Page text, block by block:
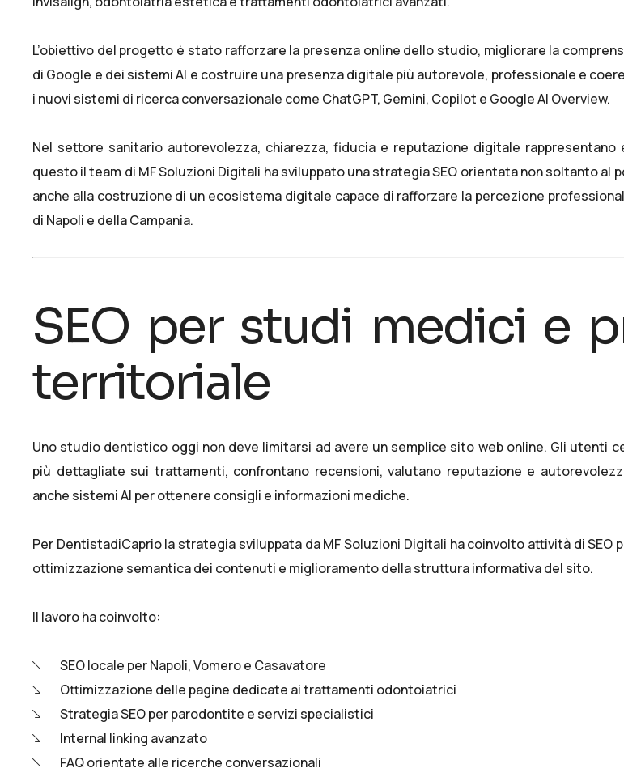
L’obiettivo del progetto è stato rafforzare la presenza online dello studio, migliorare la
di Google e dei sistemi AI e costruire una presenza digitale più autorevole, professionale e
i nuovi sistemi di ricerca conversazionale come ChatGPT, Gemini, Copilot e Google AI Overview.
Nel settore sanitario autorevolezza, chiarezza, fiducia e reputazione digitale rappresentano
questo il team di MF Soluzioni Digitali ha sviluppato una strategia SEO orientata non soltanto al
anche alla costruzione di un ecosistema digitale capace di rafforzare la percezione
di Napoli e della Campania.
SEO per studi medici e
territoriale
Uno studio dentistico oggi non deve limitarsi ad avere un semplice sito web online. Gli utenti
più dettagliate sui trattamenti, confrontano recensioni, valutano reputazione e
anche sistemi AI per ottenere consigli e informazioni mediche.
Per DentistadiCaprio la strategia sviluppata da MF Soluzioni Digitali ha coinvolto attività diSEO
ottimizzazione semantica dei contenuti e miglioramento della struttura informativa del sito.
Il lavoro ha coinvolto:
SEO locale per Napoli, Vomero e Casavatore
Ottimizzazione delle pagine dedicate ai trattamenti odontoiatrici
Strategia SEO per parodontite e servizi specialistici
Internal linking avanzato
FAQ orientate alle ricerche conversazionali